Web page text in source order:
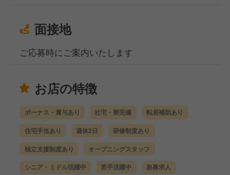
面接地
ご応募時にご案内いたします
お店の特徴
ボーナス・賞与あり 社宅・寮完備 転居補助あり
住宅手当あり 週休2日 研修制度あり
独立支援制度あり オープニングスタッフ
シニア・ミドル活躍中 若手活躍中 急募求人